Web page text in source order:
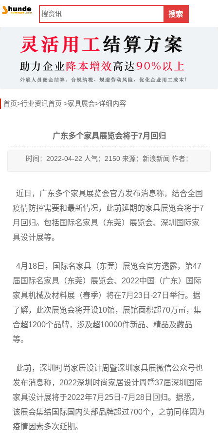
搜资讯 搜索
首页>行业资讯首页 >家具展会>详细内容
广东多个家具展览会将于7月回归
时间：2022-04-22 人气：2150 来源：新浪新闻 作者：
近日，广东多个家具展览会官方发布消息称，结合全国
疫情防控需要和最新情况，此前延期的家具展览会将于7
月回归。包括国际名家具（东莞）展览会、深圳国际家
具设计展等。
4月18日，国际名家具（东莞）展览会官方透露，第47
届国际名家具（东莞）展览会、2022中国（广东）国际
家具机械及材料展（春季）将在7月23日-27日举行。据
了解，此次展览会将开设10馆，展馆面积超70万㎡，集
合超1200个品牌，涉及超10000件新品、精品及藏品
等。
此前，深圳时尚家居设计周暨深圳家具展微信公众号也
发布消息称，2022深圳时尚家居设计周暨37届深圳国际
家具设计展将于2022年7月25日-7月28日回归。据悉，
该展会集结国际国内头部品牌超过700个，之前同样因为
疫情因素多次延期。